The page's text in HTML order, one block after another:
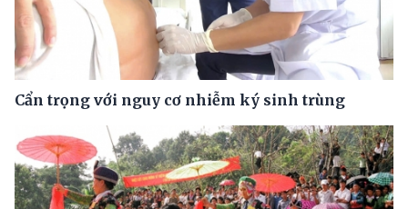
Cẩn trọng với nguy cơ nhiễm ký sinh trùng